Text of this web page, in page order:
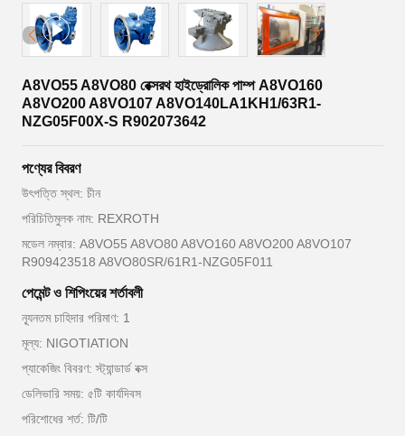
A8VO55 A8VO80 রেক্সরথ হাইড্রোলিক পাম্প A8VO160
A8VO200 A8VO107 A8VO140LA1KH1/63R1-
NZG05F00X-S R902073642
পণ্যের বিবরণ
উৎপত্তি স্থল: চীন
পরিচিতিমুলক নাম: REXROTH
মডেল নম্বার: A8VO55 A8VO80 A8VO160 A8VO200 A8VO107
R909423518 A8VO80SR/61R1-NZG05F011
পেমেন্ট ও শিপিংয়ের শর্তাবলী
ন্যূনতম চাহিদার পরিমাণ: 1
মূল্য: NIGOTIATION
প্যাকেজিং বিবরণ: স্ট্যান্ডার্ড বক্স
ডেলিভারি সময়: ৫টি কার্যদিবস
পরিশোধের শর্ত: টি/টি